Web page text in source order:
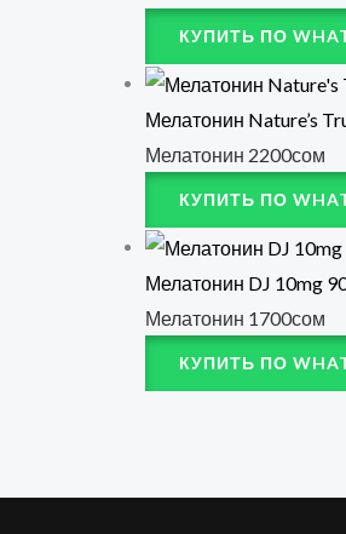
КУПИТЬ ПО
Мелатонин Nature’s
Мелатонин 2200сом
КУПИТЬ ПО
Мелатонин DJ 10mg
Мелатонин 1700сом
КУПИТЬ ПО